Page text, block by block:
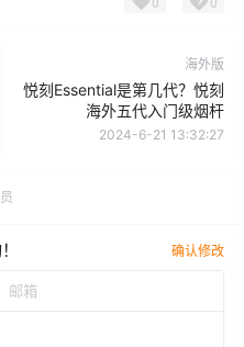
海外版
悦刻Essential是第几代？悦刻
海外五代入门级烟杆
2024-6-21 13:32:27
确认修改